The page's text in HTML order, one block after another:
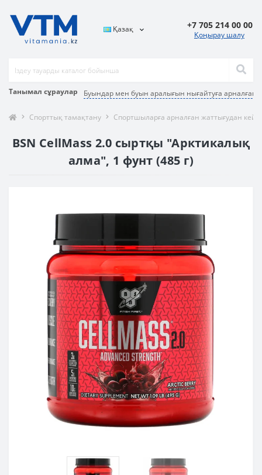
Танымал сұраулар Буындар мен буын аралығын нығайтуға арналған
Қазақ +7 705 214 00 00
Қоңырау шалу
Спорттық тамақтану Спортшыларға арналған жаттығудан
BSN CellMass 2.0 сыртқы "Арктикалық
алма", 1 фунт (485 г)